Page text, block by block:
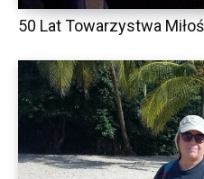
50 Lat Towarzystwa